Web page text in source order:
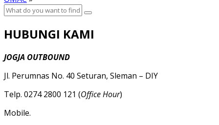
HUBUNGI KAMI
JOGJA OUTBOUND
Jl. Perumnas No. 40 Seturan, Sleman – DIY
Telp. 0274 2800 121 (Office Hour)
Mobile.